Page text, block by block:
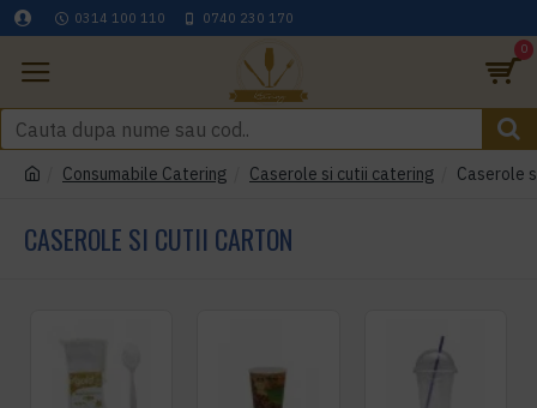
0314 100 110 0740 230 170
0
Consumabile Catering Caserole si cutii catering Caserole
CASEROLE SI CUTII CARTON